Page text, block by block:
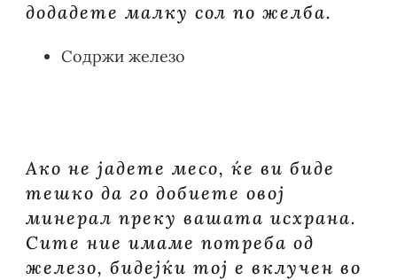
додадете малку сол по желба.
Содржи железо
Ако не јадете месо, ќе ви биде
тешко да го добиете овој
минерал преку вашата исхрана.
Сите ние имаме потреба од
железо, бидејќи тој е вклучен во